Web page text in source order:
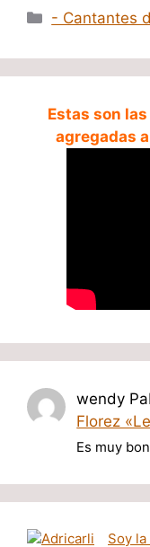
Categorías
- Cantantes
Estas son
agregadas
wendy
Florez
Es muy
Soy